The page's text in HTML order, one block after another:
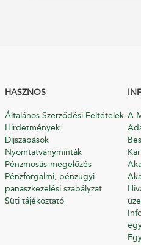
HASZNOS
Általános Szerződési Feltételek
Hirdetmények
Díjszabások
Nyomtatványminták
Pénzmosás-megelőzés
Pénzforgalmi, pénzügyi
panaszkezelési szabályzat
Süti tájékoztató
A